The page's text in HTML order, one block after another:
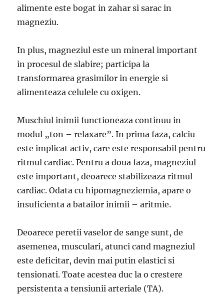
alimente este bogat in zahar si sarac in
magneziu.
In plus, magneziul este un mineral important
in procesul de slabire; participa la
transformarea grasimilor in energie si
alimenteaza celulele cu oxigen.
Muschiul inimii functioneaza continuu in
modul „ton – relaxare”. In prima faza, calciu
este implicat activ, care este responsabil pentru
ritmul cardiac. Pentru a doua faza, magneziul
este important, deoarece stabilizeaza ritmul
cardiac. Odata cu hipomagneziemia, apare o
insuficienta a batailor inimii – aritmie.
Deoarece peretii vaselor de sange sunt, de
asemenea, musculari, atunci cand magneziul
este deficitar, devin mai putin elastici si
tensionati. Toate acestea duc la o crestere
persistenta a tensiunii arteriale (TA).